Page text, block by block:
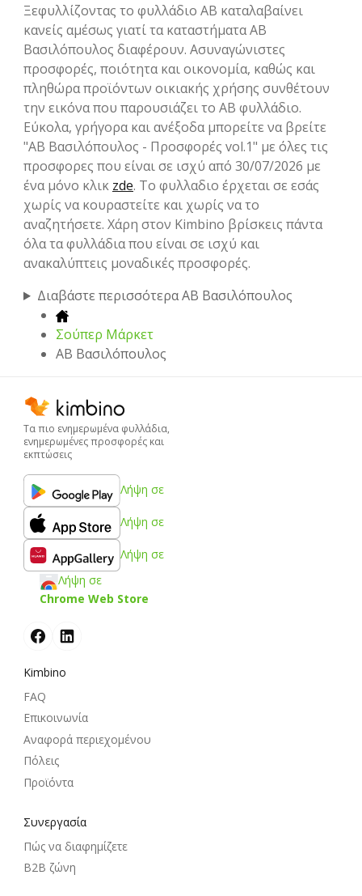
Ξεφυλλίζοντας το φυλλάδιο ΑΒ καταλαβαίνει
κανείς αμέσως γιατί τα καταστήματα ΑΒ
Βασιλόπουλος διαφέρουν. Ασυναγώνιστες
προσφορές, ποιότητα και οικονομία, καθώς και
πληθώρα προϊόντων οικιακής χρήσης συνθέτουν
την εικόνα που παρουσιάζει το ΑΒ φυλλάδιο.
Εύκολα, γρήγορα και ανέξοδα μπορείτε να βρείτε
"ΑΒ Βασιλόπουλος - Προσφορές vol.1" με όλες τις
προσφορες που είναι σε ισχύ από 30/07/2026 με
ένα μόνο κλικ zde. Το φυλλαδιο έρχεται σε εσάς
χωρίς να κουραστείτε και χωρίς να το
αναζητήσετε. Χάρη στον Kimbino βρίσκεις πάντα
όλα τα φυλλάδια που είναι σε ισχύ και
ανακαλύπτεις μοναδικές προσφορές.
Διαβάστε περισσότερα ΑΒ Βασιλόπουλος
Σούπερ Μάρκετ
ΑΒ Βασιλόπουλος
Τα πιο ενημερωμένα φυλλάδια,
ενημερωμένες προσφορές και
εκπτώσεις
Λήψη σε
Λήψη σε
Λήψη σε
Λήψη σε
Chrome Web Store
Kimbino
FAQ
Επικοινωνία
Αναφορά περιεχομένου
Πόλεις
Προϊόντα
Συνεργασία
Πώς να διαφημίζετε
B2B ζώνη